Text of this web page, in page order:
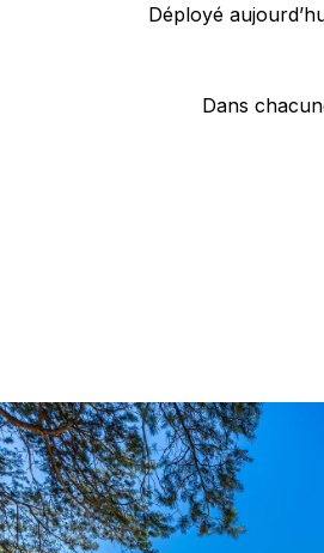
Déployé
Dans